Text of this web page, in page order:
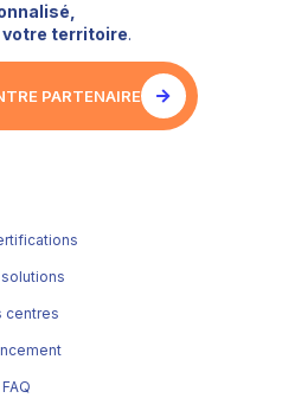
votre territoire.
PARTENAIRE
centres
FAQ